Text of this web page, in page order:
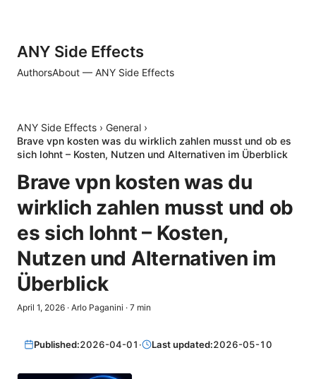
ANY Side Effects
AuthorsAbout — ANY Side Effects
ANY Side Effects › General ›
Brave vpn kosten was du wirklich zahlen musst und ob es
sich lohnt – Kosten, Nutzen und Alternativen im Überblick
Brave vpn kosten was du
wirklich zahlen musst und ob
es sich lohnt – Kosten,
Nutzen und Alternativen im
Überblick
April 1, 2026 · Arlo Paganini · 7 min
Published:2026-04-01 · Last updated:2026-05-10